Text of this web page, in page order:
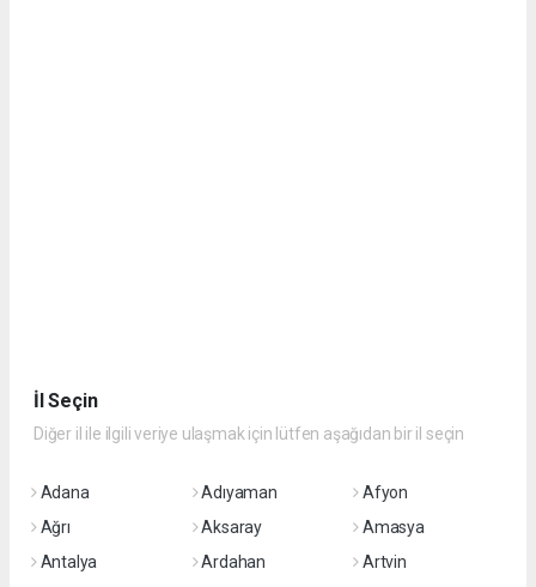
İl Seçin
Diğer il ile ilgili veriye ulaşmak için lütfen aşağıdan bir il seçin
Adana Adıyaman
Afyon
Ağrı
Aksaray
Amasya
Antalya
Ardahan
Artvin